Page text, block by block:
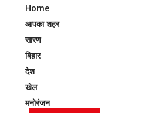
Home
आपका शहर
सारण
बिहार
देश
खेल
मनोरंजन